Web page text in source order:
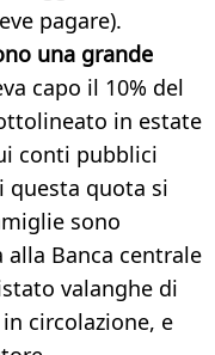
pagare).
una grande
capo il 10% del
in estate
conti pubblici
questa quota si
sono
Banca centrale
valanghe di
circolazione, e